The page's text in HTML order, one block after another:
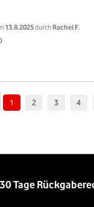
13.8.2025durch Rachel F.
1 2 3 4
30 Tage